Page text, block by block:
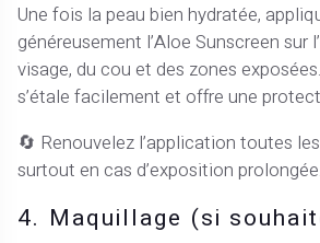
Une fois la peau bien hydratée,
généreusement l’Aloe Sunscreen sur
visage, du cou et des zones
s’étale facilement et offre une
🔄 Renouvelez l’application toutes
surtout en cas d’exposition prolongée.
4. Maquillage (si